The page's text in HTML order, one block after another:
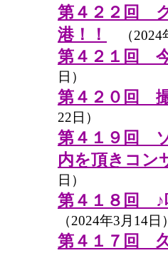
第４２２回
港！！
（2024
第４２１回
日）
第４２０回
22日）
第４１９回
内を頂きコン
日）
第４１８回 ♪
（2024年3月14日）
第４１７回